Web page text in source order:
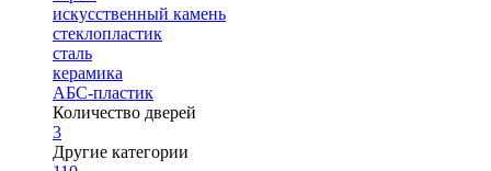
искусственный камень
стеклопластик
сталь
керамика
АБС-пластик
Количество дверей
3
Другие категории